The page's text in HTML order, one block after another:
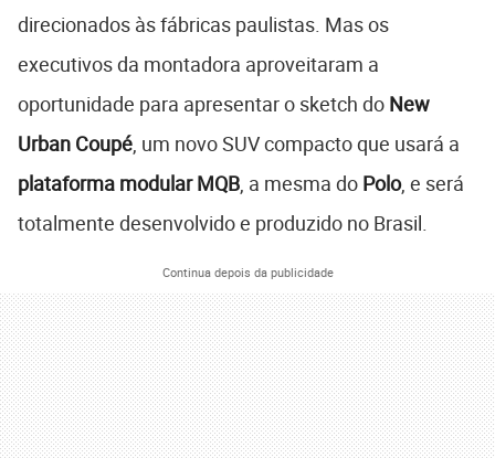
direcionados às fábricas paulistas. Mas os
executivos da montadora aproveitaram a
oportunidade para apresentar o sketch do New
Urban Coupé, um novo SUV compacto que usará a
plataforma modular MQB, a mesma do Polo, e será
totalmente desenvolvido e produzido no Brasil.
Continua depois da publicidade